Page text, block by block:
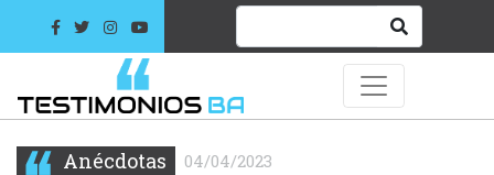
Anécdotas 04/04/2023